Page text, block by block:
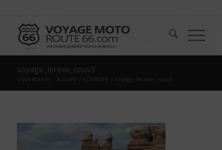
voyage_lereve_couv3
Vous êtes ici : Accueil / VOYAGES / voyage_lereve_couv3